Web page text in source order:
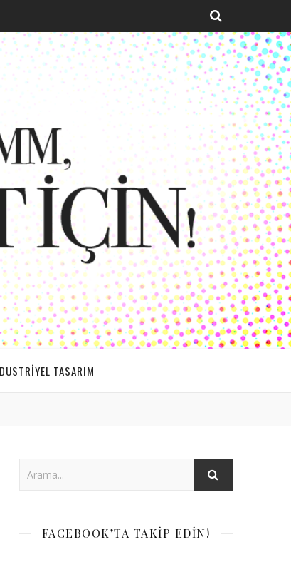
TASARIM
FACEBOOK’TA TAKIP EDIN!